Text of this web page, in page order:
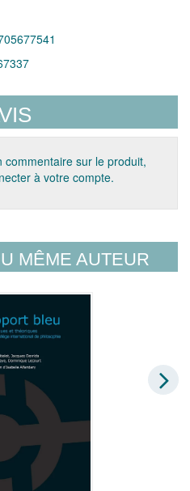
commentaire sur le produit,
à votre compte.
MÊME AUTEUR